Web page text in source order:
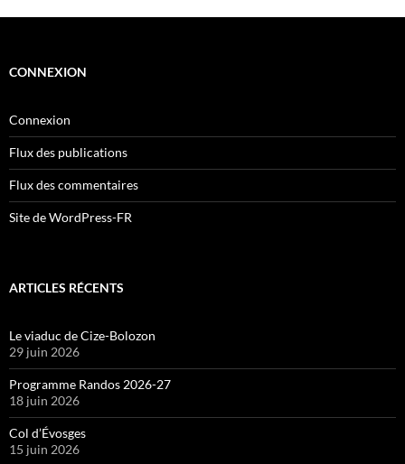
CONNEXION
Connexion
Flux des publications
Flux des commentaires
Site de WordPress-FR
ARTICLES RÉCENTS
Le viaduc de Cize-Bolozon
29 juin 2026
Programme Randos 2026-27
18 juin 2026
Col d’Évosges
15 juin 2026